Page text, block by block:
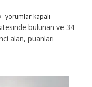
yorumlar kapalı
bulunan ve 34
alan, puanları